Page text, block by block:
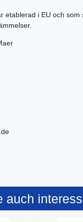
etablerad i EU och
auch